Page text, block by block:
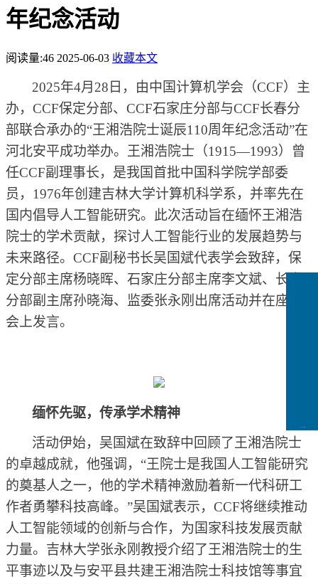
年纪念活动
阅读量:46 2025-06-03 收藏本文
2025年4月28日，由中国计算机学会（CCF）主
办，CCF保定分部、 CCF石家庄分部与CCF长春分
部联合承办的“王湘浩院士诞辰110周年纪念活动”在
河北安平成功举办。王湘浩院士（1915—1993） 曾
任CCF副理事长， 是我国首批中国科学院学部委
员， 1976年创建吉林大学计算机科学系，并率先在
国内倡导人工智能研究。此次活动旨在缅怀王湘浩
院士的学术贡献，探讨人工智能行业的发展趋势与
未来路径。CCF副秘书长吴国斌代表学会致辞，保
定分部主席杨晓晖、石家庄分部主席李文斌、长春
分部副主席孙晓海、监委张永刚出席活动并在座谈
会上发言。
缅怀先驱，传承学术精神
活动伊始，吴国斌在致辞中回顾了王湘浩院士
的卓越成就， 他强调 ， “王院士是我国人工智能研究
的奠基人之一，他的学术精神激励着新一代科研工
作者勇攀科技高峰。”吴国斌表示， CCF将继续推动
人工智能领域的创新与合作，为国家科技发展贡献
力量。 吉林大学张永刚教授介绍了王湘浩院士的生
平事迹以及与安平县共建王湘浩院士科技馆等事宜